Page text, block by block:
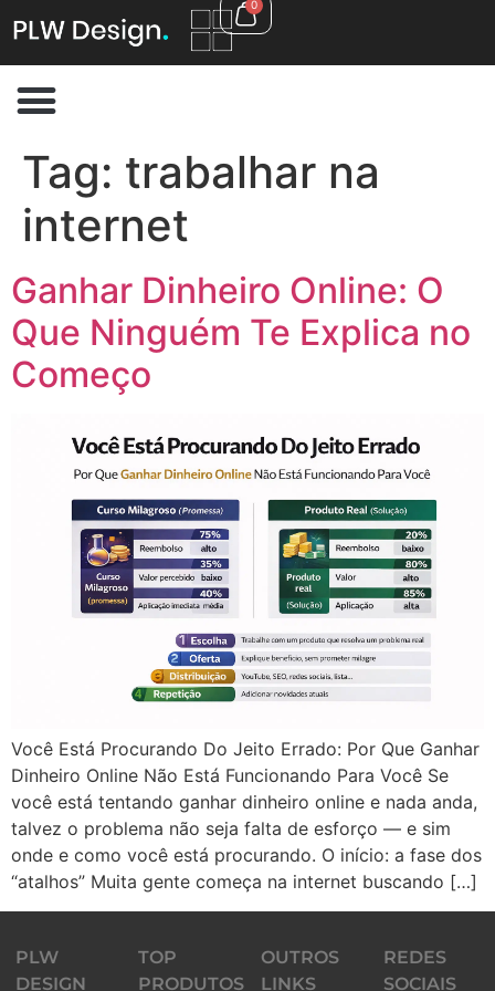
0
Tag: trabalhar na
internet
Ganhar Dinheiro Online: O
Que Ninguém Te Explica no
Começo
Você Está Procurando Do Jeito Errado: Por Que Ganhar
Dinheiro Online Não Está Funcionando Para Você Se
você está tentando ganhar dinheiro online e nada anda,
talvez o problema não seja falta de esforço — e sim
onde e como você está procurando. O início: a fase dos
“atalhos” Muita gente começa na internet buscando […]
PLW
DESIGN
TOP
PRODUTOS
OUTROS
LINKS
REDES
SOCIAIS